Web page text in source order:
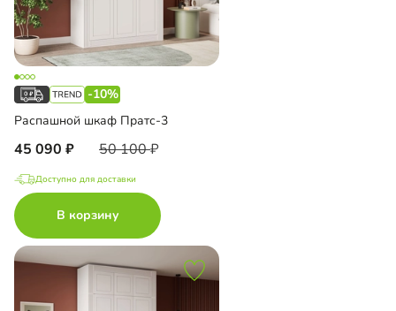
-10%
Распашной шкаф Пратс-3
45 090 50 100
Доступно для доставки
В корзину